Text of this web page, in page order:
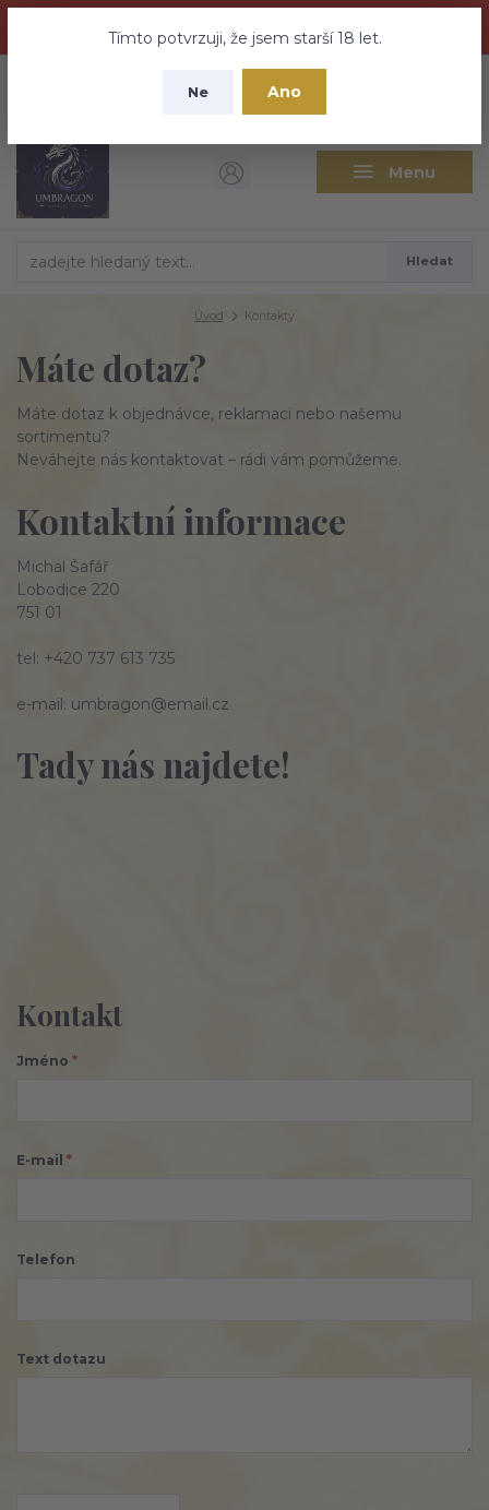
nebuďte vyděšeni zde najdete vše a ještě mnohem víc
Tímto potvrzuji, že jsem starší 18 let.
Ne Ano
Menu
CZK
Hledat
Úvod Kontakty
Máte dotaz?
Máte dotaz k objednávce, reklamaci nebo našemu
sortimentu?
Neváhejte nás kontaktovat – rádi vám pomůžeme.
Kontaktní informace
Michal Šafář
Lobodice 220
751 01
tel: +420 737 613 735
e-mail: umbragon@email.cz
Tady nás najdete!
Kontakt
Jméno *
E-mail *
Telefon
Text dotazu